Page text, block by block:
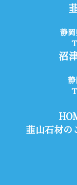
静
沼
韮山石材の